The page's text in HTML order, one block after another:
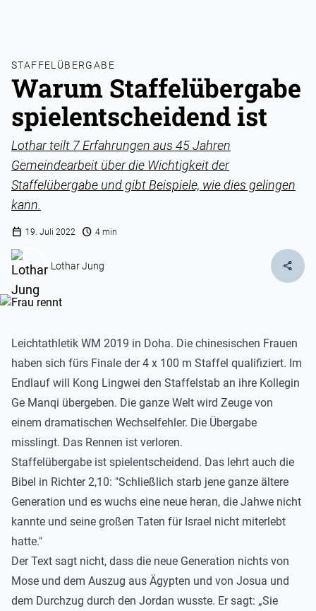
STAFFELÜBERGABE
Warum Staffelübergabe
spielentscheidend ist
Lothar teilt 7 Erfahrungen aus 45 Jahren
Gemeindearbeit über die Wichtigkeit der
Staffelübergabe und gibt Beispiele, wie dies gelingen
kann.
calendar_today 19. Juli 2022 schedule 4 min
Lothar Jung share
Leichtathletik WM 2019 in Doha. Die chinesischen Frauen
haben sich fürs Finale der 4 x 100 m Staffel qualifiziert. Im
Endlauf will Kong Lingwei den Staffelstab an ihre Kollegin
Ge Manqi übergeben. Die ganze Welt wird Zeuge von
einem dramatischen Wechselfehler. Die Übergabe
misslingt. Das Rennen ist verloren.
Staffelübergabe ist spielentscheidend. Das lehrt auch die
Bibel in Richter 2,10: "Schließlich starb jene ganze ältere
Generation und es wuchs eine neue heran, die Jahwe nicht
kannte und seine großen Taten für Israel nicht miterlebt
hatte."
Der Text sagt nicht, dass die neue Generation nichts von
Mose und dem Auszug aus Ägypten und von Josua und
dem Durchzug durch den Jordan wusste. Er sagt: „Sie